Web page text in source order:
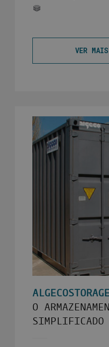
VER
ALGECOSTORAGE
O
SIMPLIFICADO